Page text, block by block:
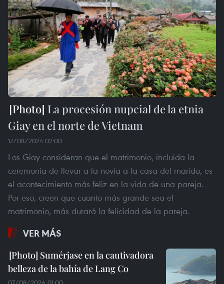
La procesión nupcial de la etnia
Giay en el norte de Vietnam
17/08/2024 02:00
Los Giay consideran que el matrimonio, incluida la
ceremonia de llevar a la novia a la casa del marido, es
el acontecimiento más feliz en la vida de una pareja.
Por eso, creen que cuanto más grande sea el
matrimonio, más durará la felicidad de la pareja.
VER MÁS
Sumérjase en la cautivadora
belleza de la bahía de Lang Co